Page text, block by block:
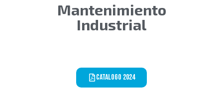
Mantenimiento
Industrial
Catalogo 2024